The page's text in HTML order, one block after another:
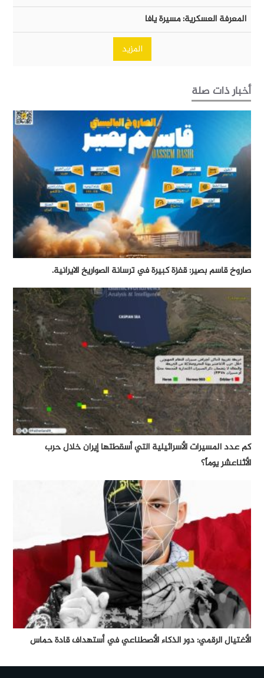
المعرفة العسكرية: مسيرة يافا
المزيد
أخبار ذات صلة
صاروخ قاسم بصير: قفزة كبيرة في ترسانة الصواريخ الايرانية.
كم عدد المسيرات الأسرائيلية التي أسقطتها إيران خلال حرب
الأثناعشر يوماً؟
الأغتيال الرقمي: دور الذكاء الأصطناعي في أستهداف قادة حماس